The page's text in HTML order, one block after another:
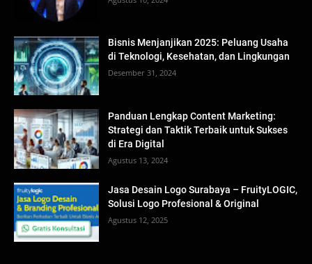
Bisnis Menjanjikan 2025: Peluang Usaha
di Teknologi, Kesehatan, dan Lingkungan
Desember 31, 2024
Panduan Lengkap Content Marketing:
Strategi dan Taktik Terbaik untuk Sukses
di Era Digital
Agustus 13, 2024
Jasa Desain Logo Surabaya – FruityLOGIC,
Solusi Logo Profesional & Original
Agustus 12, 2025